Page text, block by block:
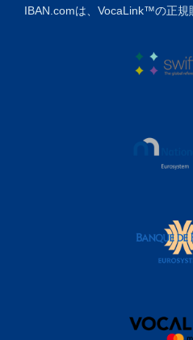
IBAN.comは、VocaLink™の正規